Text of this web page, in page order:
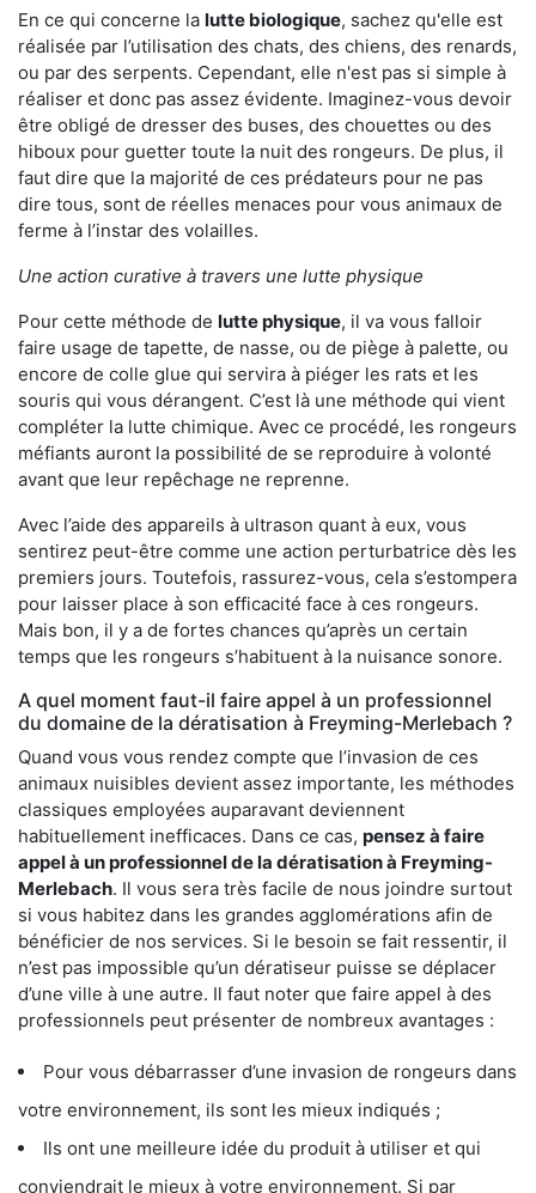
En ce qui concerne la lutte biologique, sachez qu'elle est
réalisée par l’utilisation des chats, des chiens, des renards,
ou par des serpents. Cependant, elle n'est pas si simple à
réaliser et donc pas assez évidente. Imaginez-vous devoir
être obligé de dresser des buses, des chouettes ou des
hiboux pour guetter toute la nuit des rongeurs. De plus, il
faut dire que la majorité de ces prédateurs pour ne pas
dire tous, sont de réelles menaces pour vous animaux de
ferme à l’instar des volailles.
Une action curative à travers une lutte physique
Pour cette méthode de lutte physique, il va vous falloir
faire usage de tapette, de nasse, ou de piège à palette, ou
encore de colle glue qui servira à piéger les rats et les
souris qui vous dérangent. C’est là une méthode qui vient
compléter la lutte chimique. Avec ce procédé, les rongeurs
méfiants auront la possibilité de se reproduire à volonté
avant que leur repêchage ne reprenne.
Avec l’aide des appareils à ultrason quant à eux, vous
sentirez peut-être comme une action perturbatrice dès les
premiers jours. Toutefois, rassurez-vous, cela s’estompera
pour laisser place à son efficacité face à ces rongeurs.
Mais bon, il y a de fortes chances qu’après un certain
temps que les rongeurs s’habituent à la nuisance sonore.
A quel moment faut-il faire appel à un professionnel
du domaine de la dératisation à Freyming-Merlebach ?
Quand vous vous rendez compte que l’invasion de ces
animaux nuisibles devient assez importante, les méthodes
classiques employées auparavant deviennent
habituellement inefficaces. Dans ce cas, pensez à faire
appel à un professionnel de la dératisation à Freyming-
Merlebach. Il vous sera très facile de nous joindre surtout
si vous habitez dans les grandes agglomérations afin de
bénéficier de nos services. Si le besoin se fait ressentir, il
n’est pas impossible qu’un dératiseur puisse se déplacer
d’une ville à une autre. Il faut noter que faire appel à des
professionnels peut présenter de nombreux avantages :
Pour vous débarrasser d’une invasion de rongeurs dans
votre environnement, ils sont les mieux indiqués ;
Ils ont une meilleure idée du produit à utiliser et qui
conviendrait le mieux à votre environnement. Si par